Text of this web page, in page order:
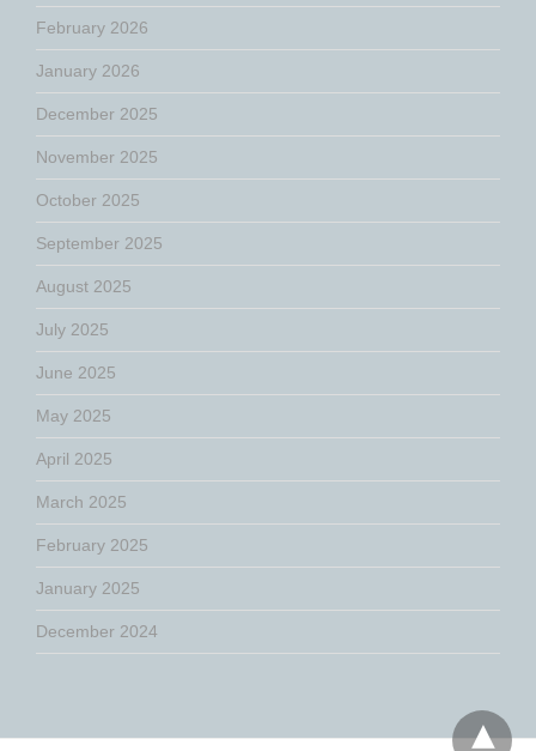
February 2026
January 2026
December 2025
November 2025
October 2025
September 2025
August 2025
July 2025
June 2025
May 2025
April 2025
March 2025
February 2025
January 2025
December 2024